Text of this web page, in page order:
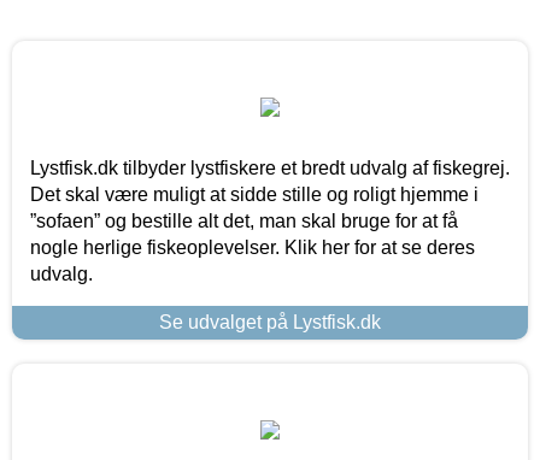
Lystfisk.dk tilbyder lystfiskere et bredt udvalg af fiskegrej.
Det skal være muligt at sidde stille og roligt hjemme i
”sofaen” og bestille alt det, man skal bruge for at få
nogle herlige fiskeoplevelser. Klik her for at se deres
udvalg.
Se udvalget på Lystfisk.dk